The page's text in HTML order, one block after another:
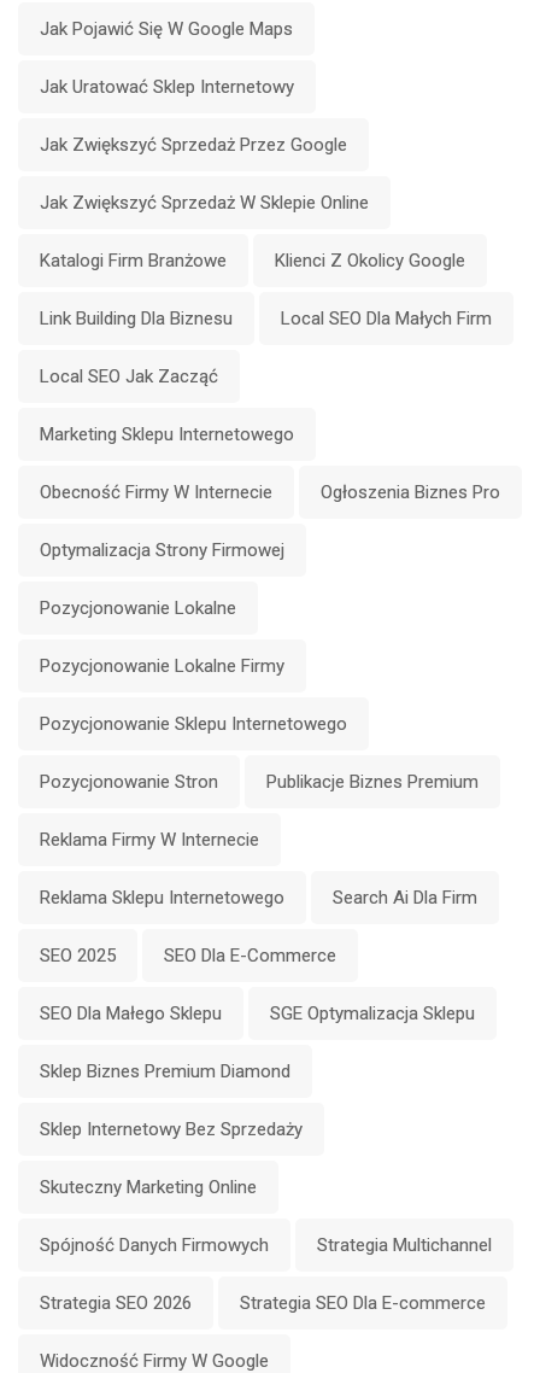
Jak Pojawić Się W Google Maps
Jak Uratować Sklep Internetowy
Jak Zwiększyć Sprzedaż Przez Google
Jak Zwiększyć Sprzedaż W Sklepie Online
Katalogi Firm Branżowe Klienci Z Okolicy Google
Link Building Dla Biznesu Local SEO Dla Małych Firm
Local SEO Jak Zacząć
Marketing Sklepu Internetowego
Obecność Firmy W Internecie Ogłoszenia Biznes Pro
Optymalizacja Strony Firmowej
Pozycjonowanie Lokalne
Pozycjonowanie Lokalne Firmy
Pozycjonowanie Sklepu Internetowego
Pozycjonowanie Stron Publikacje Biznes Premium
Reklama Firmy W Internecie
Reklama Sklepu Internetowego Search Ai Dla Firm
SEO 2025 SEO Dla E-Commerce
SEO Dla Małego Sklepu SGE Optymalizacja Sklepu
Sklep Biznes Premium Diamond
Sklep Internetowy Bez Sprzedaży
Skuteczny Marketing Online
Spójność Danych Firmowych Strategia Multichannel
Strategia SEO 2026 Strategia SEO Dla E-commerce
Widoczność Firmy W Google